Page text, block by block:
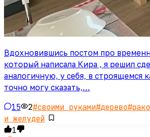
Вдохновившись постом про
который написала Кира , я решил
аналогичную, у себя, в строящемся
точно могу сказать,…
15 2#своими руками#дерево#
и желудей
1